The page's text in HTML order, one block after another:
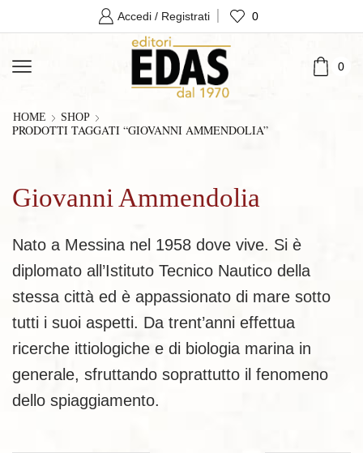
Accedi / Registrati 0
0
HOME SHOP
PRODOTTI TAGGATI “GIOVANNI AMMENDOLIA”
Giovanni Ammendolia
Nato a Messina nel 1958 dove vive. Si è
diplomato all’Istituto Tecnico Nautico della
stessa città ed è appassionato di mare sotto
tutti i suoi aspetti. Da trent’anni effettua
ricerche ittiologiche e di biologia marina in
generale, sfruttando soprattutto il fenomeno
dello spiaggiamento.